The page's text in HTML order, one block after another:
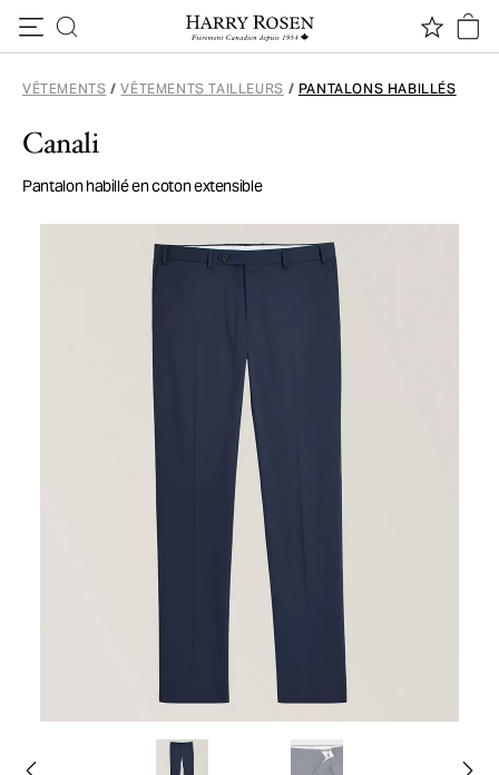
VÊTEMENTS / VÊTEMENTS TAILLEURS / PANTALONS HABILLÉS
Canali
Pantalon habillé en coton extensible